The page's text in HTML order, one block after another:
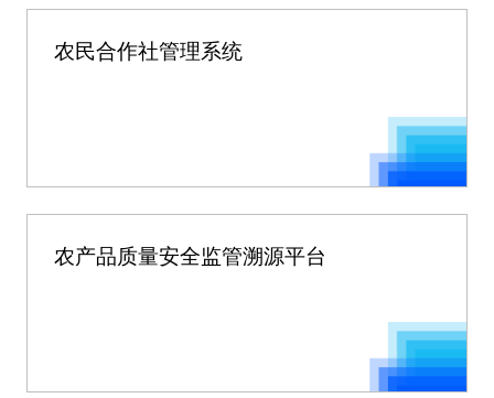
农民合作社管理系统
农产品质量安全监管溯源平台